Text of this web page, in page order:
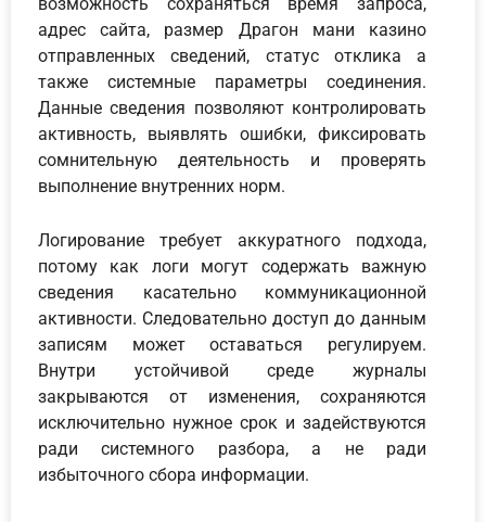
адрес сайта, размер Драгон мани казино
отправленных сведений, статус отклика а
также системные параметры соединения.
Данные сведения позволяют контролировать
активность, выявлять ошибки, фиксировать
сомнительную деятельность и проверять
выполнение внутренних норм.
Логирование требует аккуратного подхода,
потому как логи могут содержать важную
сведения касательно коммуникационной
активности. Следовательно доступ до данным
записям может оставаться регулируем.
Внутри устойчивой среде журналы
закрываются от изменения, сохраняются
исключительно нужное срок и задействуются
ради системного разбора, а не ради
избыточного сбора информации.